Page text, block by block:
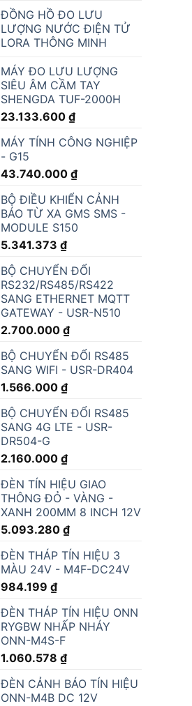
ĐỒNG HỒ ĐO LƯU
LƯỢNG NƯỚC ĐIỆN TỬ
LORA THÔNG MINH
MÁY ĐO LƯU LƯỢNG
SIÊU ÂM CẦM TAY
SHENGDA TUF-2000H
23.133.600 ₫
MÁY TÍNH CÔNG NGHIỆP
- G15
43.740.000 ₫
BỘ ĐIỀU KHIỂN CẢNH
BÁO TỪ XA GMS SMS -
MODULE S150
5.341.373 ₫
BỘ CHUYỂN ĐỔI
RS232/RS485/RS422
SANG ETHERNET MQTT
GATEWAY - USR-N510
2.700.000 ₫
BỘ CHUYỂN ĐỔI RS485
SANG WIFI - USR-DR404
1.566.000 ₫
BỘ CHUYỂN ĐỔI RS485
SANG 4G LTE - USR-
DR504-G
2.160.000 ₫
ĐÈN TÍN HIỆU GIAO
THÔNG ĐỎ - VÀNG -
XANH 200MM 8 INCH 12V
5.093.280 ₫
ĐÈN THÁP TÍN HIỆU 3
MÀU 24V - M4F-DC24V
984.199 ₫
ĐÈN THÁP TÍN HIỆU ONN
RYGBW NHẤP NHÁY
ONN-M4S-F
1.060.578 ₫
ĐÈN CẢNH BÁO TÍN HIỆU
ONN-M4B DC 12V